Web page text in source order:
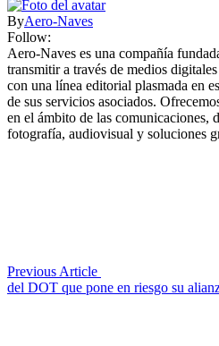
ByAero-Naves
Follow:
Aero-Naves es una compañía
transmitir a través de medios
con una línea editorial plasmada en
de sus servicios asociados.
en el ámbito de las comunicaciones,
fotografía, audiovisual y soluciones
Previous Article
del DOT que pone en riesgo su